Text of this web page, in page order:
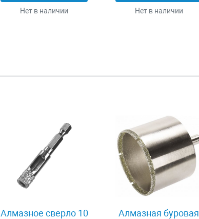
Нет в наличии Нет в наличии
Алмазное сверло 10
Алмазная буровая